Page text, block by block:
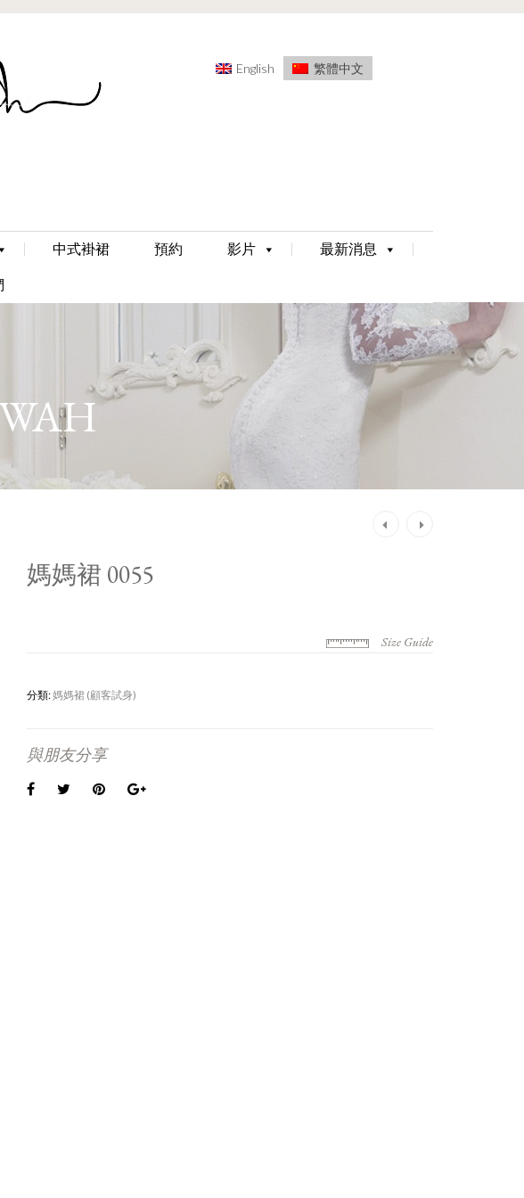
English 繁體中文
中式褂裙 預約 影片
最新消息
媽媽裙 0055
Size Guide
分類:媽媽裙 (顧客試身)
與朋友分享